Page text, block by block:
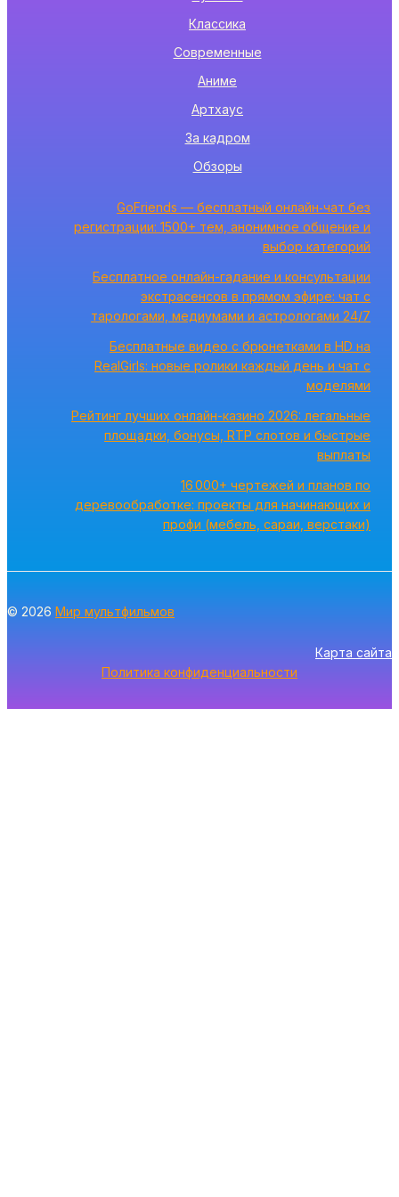
Классика
Современные
Аниме
Артхаус
За кадром
Обзоры
GoFriends — бесплатный онлайн‑чат без
регистрации: 1500+ тем, анонимное общение и
выбор категорий
Бесплатное онлайн-гадание и консультации
экстрасенсов в прямом эфире: чат с
тарологами, медиумами и астрологами 24/7
Бесплатные видео с брюнетками в HD на
RealGirls: новые ролики каждый день и чат с
моделями
Рейтинг лучших онлайн-казино 2026: легальные
площадки, бонусы, RTP слотов и быстрые
выплаты
16 000+ чертежей и планов по
деревообработке: проекты для начинающих и
профи (мебель, сараи, верстаки)
© 2026 Мир мультфильмов
Карта сайта
Политика конфиденциальности